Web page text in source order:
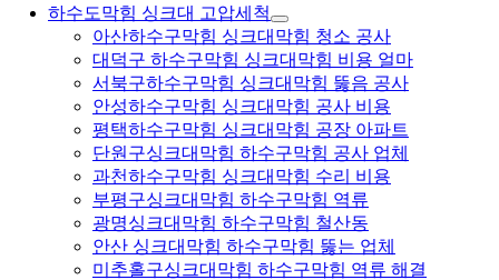
하수도막힘 싱크대 고압세척
아산하수구막힘 싱크대막힘 청소 공사
대덕구 하수구막힘 싱크대막힘 비용 얼마
서북구하수구막힘 싱크대막힘 뚫음 공사
안성하수구막힘 싱크대막힘 공사 비용
평택하수구막힘 싱크대막힘 공장 아파트
단원구싱크대막힘 하수구막힘 공사 업체
과천하수구막힘 싱크대막힘 수리 비용
부평구싱크대막힘 하수구막힘 역류
광명싱크대막힘 하수구막힘 철산동
안산 싱크대막힘 하수구막힘 뚫는 업체
미추홀구싱크대막힘 하수구막힘 역류 해결